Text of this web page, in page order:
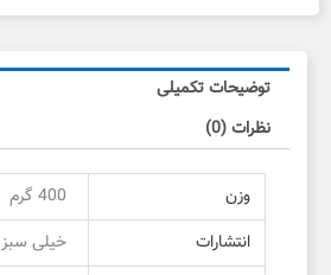
عدد
توضیحات تکمیلی
نظرات (0)
وزن
400 گرم
انتشارات
خیلی سبز